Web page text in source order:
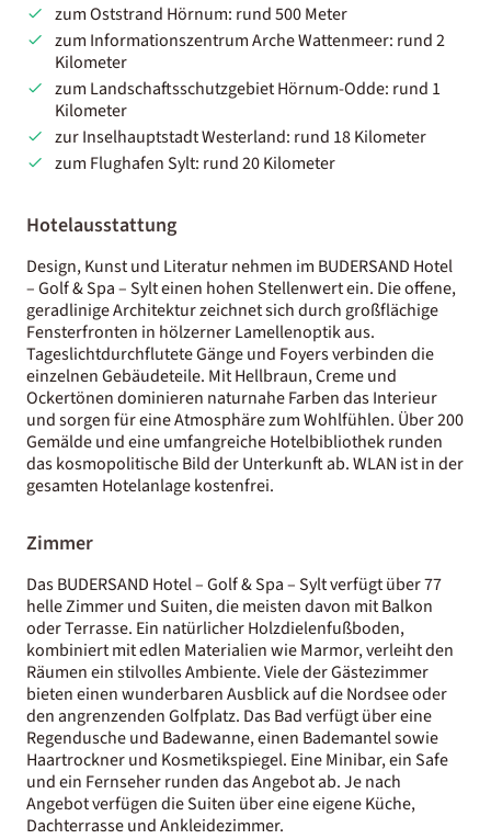
zum Oststrand Hörnum: rund 500 Meter
zum Informationszentrum Arche Wattenmeer: rund 2
Kilometer
zum Landschaftsschutzgebiet Hörnum-Odde: rund 1
Kilometer
zur Inselhauptstadt Westerland: rund 18 Kilometer
zum Flughafen Sylt: rund 20 Kilometer
Hotelausstattung
Design, Kunst und Literatur nehmen im BUDERSAND Hotel
– Golf & Spa – Sylt einen hohen Stellenwert ein. Die offene,
geradlinige Architektur zeichnet sich durch großflächige
Fensterfronten in hölzerner Lamellenoptik aus.
Tageslichtdurchflutete Gänge und Foyers verbinden die
einzelnen Gebäudeteile. Mit Hellbraun, Creme und
Ockertönen dominieren naturnahe Farben das Interieur
und sorgen für eine Atmosphäre zum Wohlfühlen. Über 200
Gemälde und eine umfangreiche Hotelbibliothek runden
das kosmopolitische Bild der Unterkunft ab. WLAN ist in der
gesamten Hotelanlage kostenfrei.
Zimmer
Das BUDERSAND Hotel – Golf & Spa – Sylt verfügt über 77
helle Zimmer und Suiten, die meisten davon mit Balkon
oder Terrasse. Ein natürlicher Holzdielenfußboden,
kombiniert mit edlen Materialien wie Marmor, verleiht den
Räumen ein stilvolles Ambiente. Viele der Gästezimmer
bieten einen wunderbaren Ausblick auf die Nordsee oder
den angrenzenden Golfplatz. Das Bad verfügt über eine
Regendusche und Badewanne, einen Bademantel sowie
Haartrockner und Kosmetikspiegel. Eine Minibar, ein Safe
und ein Fernseher runden das Angebot ab. Je nach
Angebot verfügen die Suiten über eine eigene Küche,
Dachterrasse und Ankleidezimmer.